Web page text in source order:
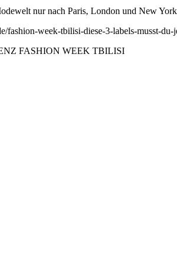
nur nach Paris, London und New
fashion-week-tbilisi-diese-3-labels-musst-du-
FASHION WEEK TBILISI